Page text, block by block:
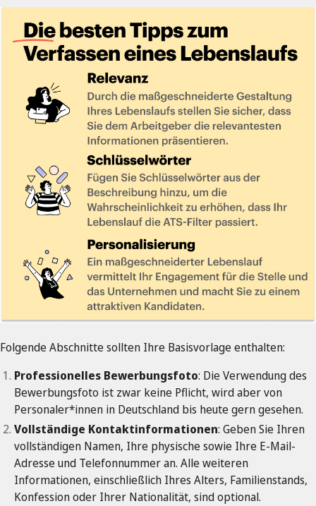
Folgende Abschnitte sollten Ihre Basisvorlage enthalten:
Professionelles Bewerbungsfoto: Die Verwendung des
Bewerbungsfoto ist zwar keine Pflicht, wird aber von
Personaler*innen in Deutschland bis heute gern gesehen.
Vollständige Kontaktinformationen: Geben Sie Ihren
vollständigen Namen, Ihre physische sowie Ihre E-Mail-
Adresse und Telefonnummer an. Alle weiteren
Informationen, einschließlich Ihres Alters, Familienstands,
Konfession oder Ihrer Nationalität, sind optional.